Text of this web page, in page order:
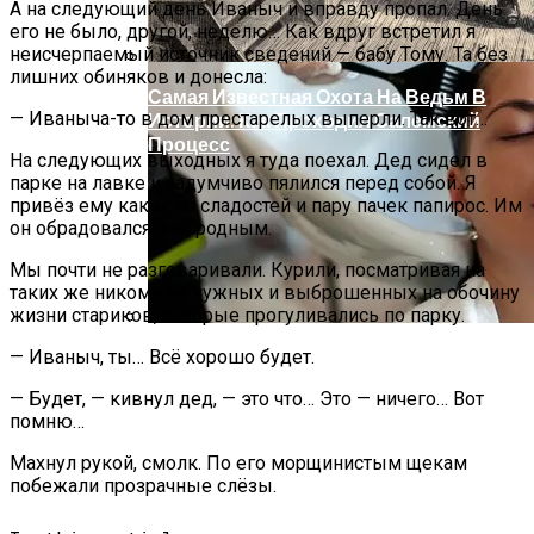
Лунный Календарь Окрашивания
Самая Известная Охота На Ведьм В
Истории: Как Проходил Салемский
Процесс
А на следующий день Иваныч и вправду пропал. День
его не было, другой, неделю… Как вдруг встретил я
неисчерпаемый источник сведений — бабу Тому. Та без
лишних обиняков и донесла:
— Иваныча-то в дом престарелых выперли. Так вот…
На следующих выходных я туда поехал. Дед сидел в
парке на лавке и задумчиво пялился перед собой. Я
привёз ему каких-то сладостей и пару пачек папирос. Им
он обрадовался, как родным.
Мы почти не разговаривали. Курили, посматривая на
таких же никому не нужных и выброшенных на обочину
жизни стариков, которые прогуливались по парку.
— Иваныч, ты… Всё хорошо будет.
— Будет, — кивнул дед, — это что… Это — ничего… Вот
помню…
Махнул рукой, смолк. По его морщинистым щекам
побежали прозрачные слёзы.